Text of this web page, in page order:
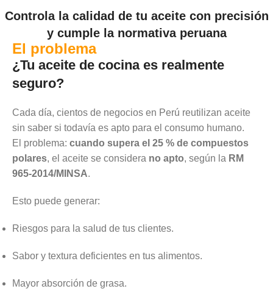
Controla la calidad de tu aceite con precisión
y cumple la normativa peruana
El problema
¿Tu aceite de cocina es realmente
seguro?
Cada día, cientos de negocios en Perú reutilizan aceite
sin saber si todavía es apto para el consumo humano.
El problema: cuando supera el 25 % de compuestos
polares, el aceite se considera no apto, según la RM
965-2014/MINSA.
Esto puede generar:
Riesgos para la salud de tus clientes.
Sabor y textura deficientes en tus alimentos.
Mayor absorción de grasa.